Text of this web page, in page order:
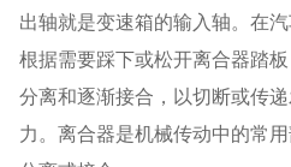
出轴就是变速箱的输入轴。在
根据需要踩下或松开离合器踏
分离和逐渐接合，以切断或传
力。离合器是机械传动中的常